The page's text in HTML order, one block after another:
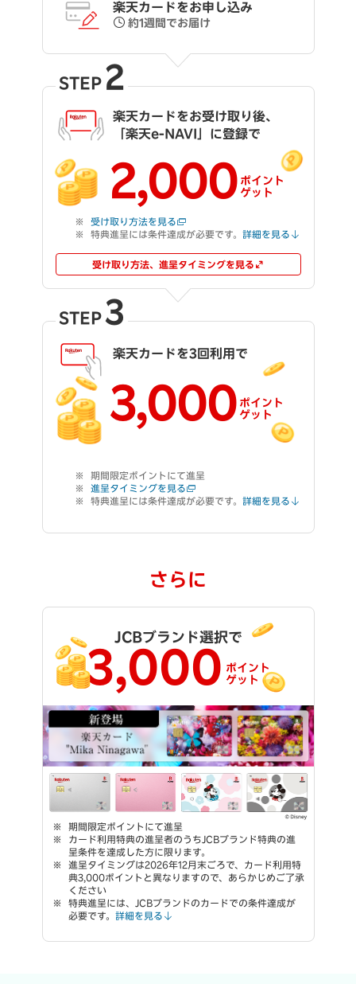
楽天カードをお申し込み
約1週間でお届け
STEP 2
楽天カードをお受け取り後、
「楽天e-NAVI」に登録で
2,000 ポイント
ゲット
受け取り方法を見る
特典進呈には条件達成が必要です。 詳細を見る
受け取り方法、進呈タイミングを見る
STEP 3
楽天カードを3回利用で
3,000 ポイント
ゲット
期間限定ポイントにて進呈
進呈タイミングを見る
特典進呈には条件達成が必要です。 詳細を見る
さらに
JCBブランド選択で
3,000 ポイント
ゲット
期間限定ポイントにて進呈
カード利用特典の進呈者のうちJCBブランド特典の進
呈条件を達成した方に限ります。
進呈タイミングは2026年12月末ごろで、カード利用特
典3,000ポイントと異なりますので、あらかじめご了承
ください
特典進呈には、JCBブランドのカードでの条件達成が
必要です。 詳細を見る